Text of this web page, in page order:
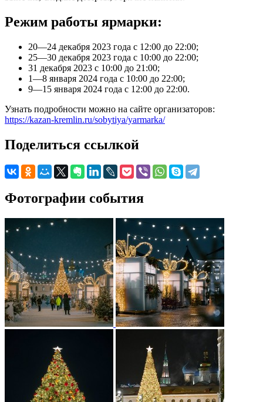
Режим работы ярмарки:
20—24 декабря 2023 года с 12:00 до 22:00;
25—30 декабря 2023 года с 10:00 до 22:00;
31 декабря 2023 с 10:00 до 21:00;
1—8 января 2024 года с 10:00 до 22:00;
9—15 января 2024 года с 12:00 до 22:00.
Узнать подробности можно на сайте организаторов:
https://kazan-kremlin.ru/sobytiya/yarmarka/
Поделиться ссылкой
Фотографии события